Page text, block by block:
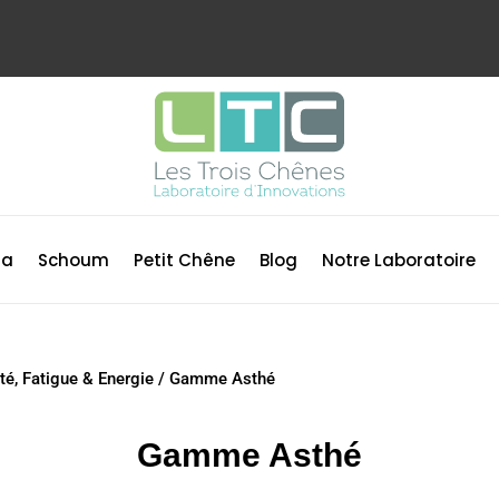
Schoum Petit Chêne Blog Notre Laboratoire
Fatigue & Energie /Gamme Asthé
Gamme Asthé